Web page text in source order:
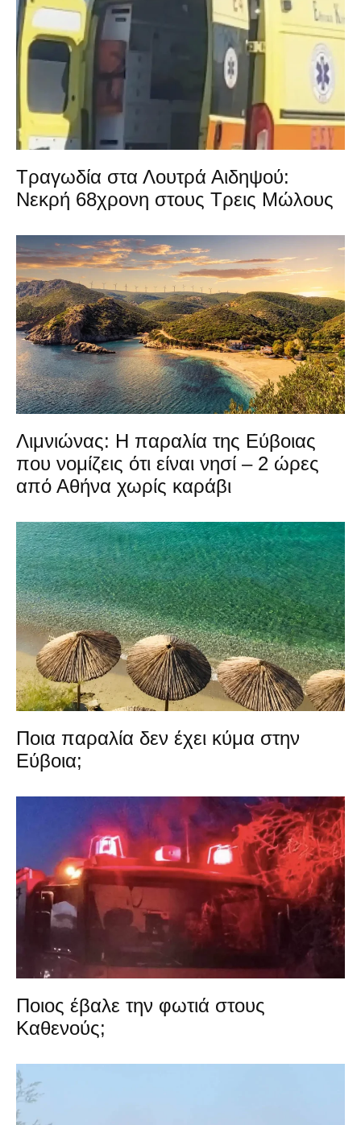
Τραγωδία στα Λουτρά Αιδηψού:
Νεκρή 68χρονη στους Τρεις Μώλους
Λιμνιώνας: Η παραλία της Εύβοιας
που νομίζεις ότι είναι νησί – 2 ώρες
από Αθήνα χωρίς καράβι
Ποια παραλία δεν έχει κύμα στην
Εύβοια;
Ποιος έβαλε την φωτιά στους
Καθενούς;